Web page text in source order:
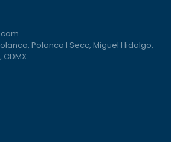
Polanco I Secc, Miguel Hidalgo,
CDMX